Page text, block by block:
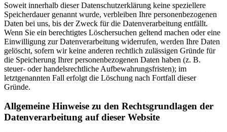
Soweit innerhalb dieser Datenschutzerklärung keine speziellere
Speicherdauer genannt wurde, verbleiben Ihre personenbezogenen
Daten bei uns, bis der Zweck für die Datenverarbeitung entfällt.
Wenn Sie ein berechtigtes Löschersuchen geltend machen oder eine
Einwilligung zur Datenverarbeitung widerrufen, werden Ihre Daten
gelöscht, sofern wir keine anderen rechtlich zulässigen Gründe für
die Speicherung Ihrer personenbezogenen Daten haben (z. B.
steuer- oder handelsrechtliche Aufbewahrungsfristen); im
letztgenannten Fall erfolgt die Löschung nach Fortfall dieser
Gründe.
Allgemeine Hinweise zu den Rechtsgrundlagen der
Datenverarbeitung auf dieser Website